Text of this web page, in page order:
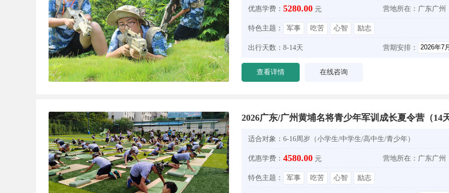
优惠学费： 5280.00 元 营地所在： 广东广州
特色主题： 军事 吃苦 心智 励志
出行天数： 8-14天 营期安排：
查看详情 在线咨询
2026广东/广州黄埔名将青少年军训成长夏令营（14
适合对象： 6-16周岁（小学生/中学生/高中生/青少年）
优惠学费： 4580.00 元 营地所在： 广东广州
特色主题： 军事 吃苦 心智 励志